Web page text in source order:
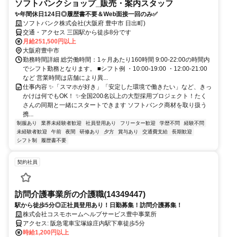
ソフトバンクショップ_販売・案内スタッフ
✨️年間休日124日◎履歴書不要＆Web面接一回のみ✅
ソフトバンク株式会社(大阪府 豊中市 日出町)
交通・アクセス 三国駅から徒歩8分です
月給251,500円以上
大阪府豊中市
勤務時間詳細 総労働時間：1ヶ月あたり160時間 9:00-22:00の時間内
でシフト勤務となります。 ■シフト例 ・10:00-19:00 ・12:00-21:00
など 営業時間は店舗により異...
仕事内容 ✨️「スマホが好き」「安定した環境で働きたい」など、きっ
かけは何でもOK！ ✨️全国200名以上の大型採用プロジェクト！たく
さんの同期と一緒にスタートできます ソフトバンク商材を取り扱う
携...
制服あり 業界未経験者歓迎 社員登用あり フリーター歓迎 学歴不問
経験不問
未経験者歓迎
午前 夜間 研修あり 夕方 賞与あり 交通費支給
長期歓迎
シフト制
履歴書不要
契約社員
訪問介護事業所の介護職(14349447)
駅から徒歩5分◎正社員登用あり！日勤募集！訪問介護募集！
株式会社コスモホームヘルプサービス豊中事業所
アクセス: 阪急電車宝塚線庄内駅下車徒歩5分
時給1,200円以上